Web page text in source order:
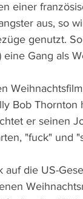
einer
aus, so
genutzt.
eine Gang als
Bob
er seinen
"fuck" und
auf die US-